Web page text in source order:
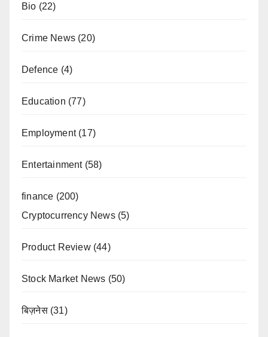
Bio (22)
Crime News (20)
Defence (4)
Education (77)
Employment(17)
Entertainment(58)
finance (200)
Cryptocurrency News(5)
Product Review(44)
Stock Market News (50)
बिज़नेस(31)